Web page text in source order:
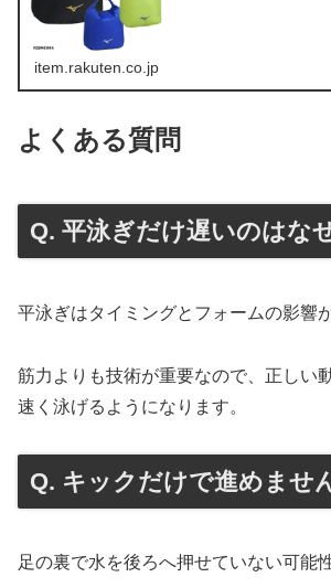
item.rakuten.co.jp
よくある質問
Q. 平泳ぎだけ遅いのはな
平泳ぎはタイミングとフォームの影響
筋力よりも技術が重要なので、正しい
速く泳げるようになります。
Q. キックだけで進めませ
足の裏で水を後ろへ押せていない可能